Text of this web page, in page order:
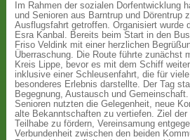
Im Rahmen der sozialen Dorfentwicklung
und Senioren aus Barntrup und Dörentrup
Ausflugsfahrt getroffen. Organisiert wurde
Esra Kanbal. Bereits beim Start in den
Friso Veldink mit einer herzlichen
Überraschung. Die Route führte zunächst
Kreis Lippe, bevor es mit dem Schiff
inklusive einer Schleusenfahrt, die für
besonderes Erlebnis darstellte. Der Tag
Begegnung, Austausch und
Senioren nutzten die Gelegenheit, neue
alte Bekanntschaften zu vertiefen. Ziel
Teilhabe zu fördern, Vereinsamung
Verbundenheit zwischen den beiden